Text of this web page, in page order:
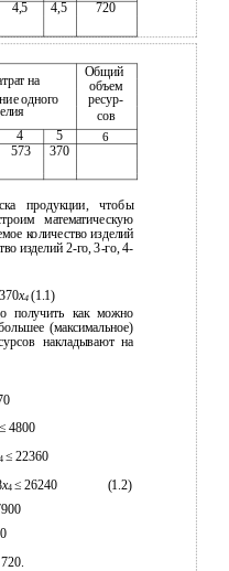
4,5 4,5
720
на
Общий
объем
одного
ресур-
сов
4 5 6
573
370
продукции, чтобы
математическую
количество изделий
изделий 2-го, 3-го, 4-
370x4 (1.1)
получить как можно
(максимальное)
накладывают на
≤ 4800
≤ 22360
x4 ≤ 26240 (1.2)